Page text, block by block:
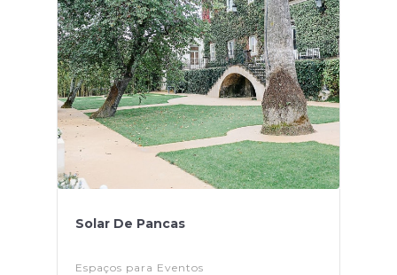
Solar De Pancas
Espaços para Eventos